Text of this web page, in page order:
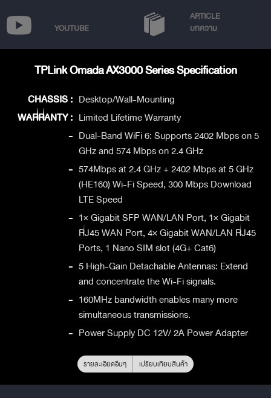
YOUTUBE
ARTICLE
บทความ
TPLink Omada AX3000 Series Specification
CHASSIS : Desktop/Wall-Mounting
WARRANTY : Limited Lifetime Warranty
- Dual-Band WiFi 6: Supports 2402 Mbps on 5
GHz and 574 Mbps on 2.4 GHz
- 574Mbps at 2.4 GHz + 2402 Mbps at 5 GHz
(HE160) Wi-Fi Speed, 300 Mbps Download
LTE Speed
- 1× Gigabit SFP WAN/LAN Port, 1× Gigabit
RJ45 WAN Port, 4× Gigabit WAN/LAN RJ45
Ports, 1 Nano SIM slot (4G+ Cat6)
- 5 High-Gain Detachable Antennas: Extend
and concentrate the Wi-Fi signals.
- 160MHz bandwidth enables many more
simultaneous transmissions.
- Power Supply DC 12V/ 2A Power Adapter
รายละเอียดอื่นๆ เปรียบเทียบสินค้า